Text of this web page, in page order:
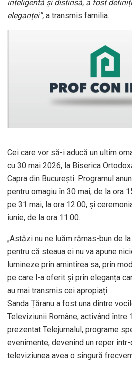
inteligentă și distinsă, a fost
eleganței”, a transmis familia.
Cei care vor să-i aducă un ultim
cu 30 mai 2026, la Biserica
Capra din București. Programul
pentru omagiu în 30 mai, de la ora
pe 31 mai, la ora 12:00, și
iunie, de la ora 11:00.
„Astăzi nu ne luăm rămas-bun de
pentru că steaua ei nu va apune
lumineze prin amintirea sa, prin
pe care l-a oferit și prin eleganța
au mai transmis cei apropiați.
Sanda Țăranu a fost una dintre
Televiziunii Române, activând între
prezentat Telejurnalul, programe
evenimente, devenind un reper
televiziunea avea o singură